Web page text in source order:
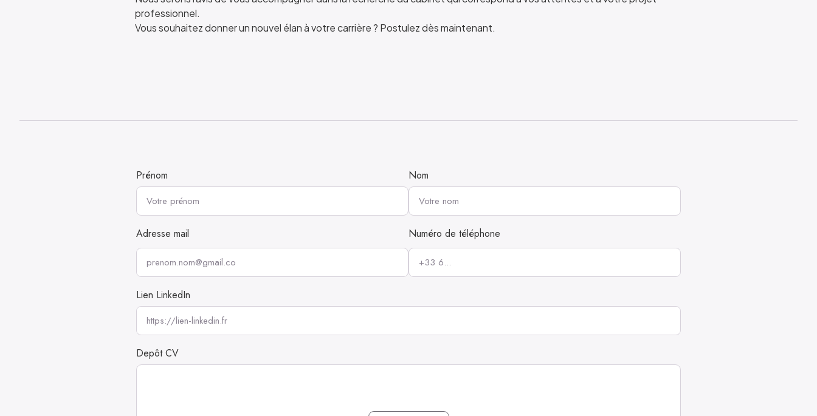
professionnel.
Vous souhaitez donner un nouvel élan à votre carrière ? Postulez dès maintenant.
Prénom Nom
Adresse mail Numéro de téléphone
Lien LinkedIn
Depôt CV